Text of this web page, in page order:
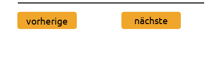
vorherige nächste